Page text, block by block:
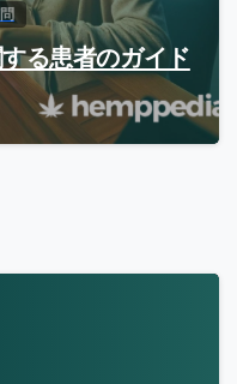
る患者のガイド